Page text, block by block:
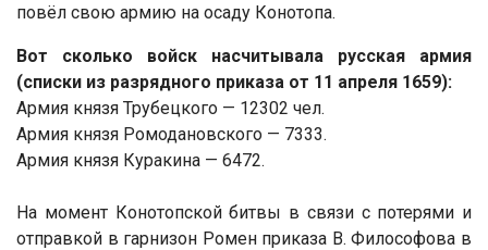
повёл свою армию на осаду Конотопа.
Вот сколько войск насчитывала русская армия
(списки из разрядного приказа от 11 апреля 1659):
Армия князя Трубецкого — 12302 чел.
Армия князя Ромодановского — 7333.
Армия князя Куракина — 6472.
На момент Конотопской битвы в связи с потерями и
отправкой в гарнизон Ромен приказа В. Философова в